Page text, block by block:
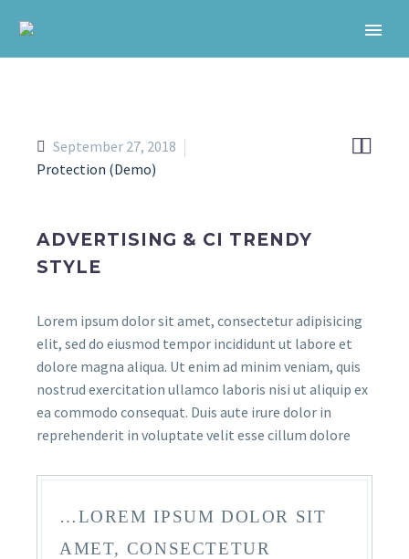

September 27, 2018
Protection (Demo)
ADVERTISING & CI TRENDY
STYLE
Lorem ipsum dolor sit amet, consectetur adipisicing
elit, sed do eiusmod tempor incididunt ut labore et
dolore magna aliqua. Ut enim ad minim veniam, quis
nostrud exercitation ullamco laboris nisi ut aliquip ex
ea commodo consequat. Duis aute irure dolor in
reprehenderit in voluptate velit esse cillum dolore
…LOREM IPSUM DOLOR SIT
AMET, CONSECTETUR